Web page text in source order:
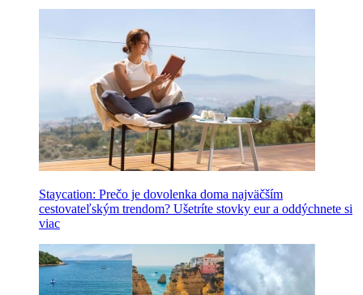
Staycation: Prečo je dovolenka doma najväčším
cestovateľským trendom? Ušetríte stovky eur a oddýchnete si
viac